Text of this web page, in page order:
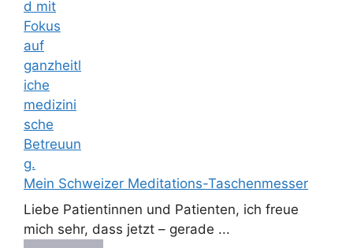
Mein Schweizer Meditations-Taschenmesser
Liebe Patientinnen und Patienten, ich freue
mich sehr, dass jetzt – gerade ...